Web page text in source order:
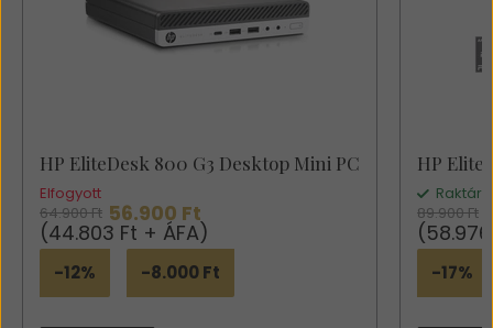
HP EliteDesk 800 G3 Desktop Mini PC
Elfogyott
64.900 Ft 56.900 Ft
(44.803 Ft + ÁFA)
-12% -8.000 Ft
HP
89.900 Ft
-17%